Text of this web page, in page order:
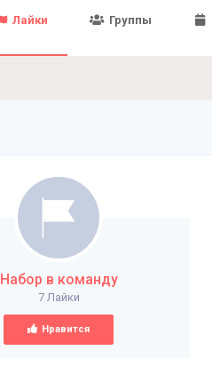
Лайки Группы
Набор в команду
7 Лайки
Нравится